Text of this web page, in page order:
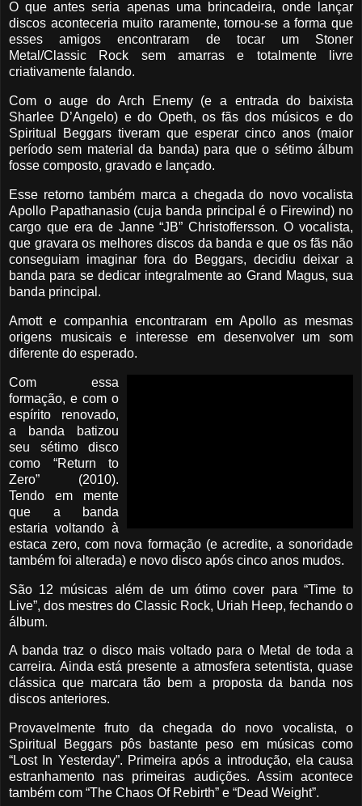
O que antes seria apenas uma brincadeira, onde lançar
discos aconteceria muito raramente, tornou-se a forma que
esses amigos encontraram de tocar um Stoner
Metal/Classic Rock sem amarras e totalmente livre
criativamente falando.
Com o auge do Arch Enemy (e a entrada do baixista
Sharlee D’Angelo) e do Opeth, os fãs dos músicos e do
Spiritual Beggars tiveram que esperar cinco anos (maior
período sem material da banda) para que o sétimo álbum
fosse composto, gravado e lançado.
Esse retorno também marca a chegada do novo vocalista
Apollo Papathanasio (cuja banda principal é o Firewind) no
cargo que era de Janne “JB” Christoffersson. O vocalista,
que gravara os melhores discos da banda e que os fãs não
conseguiam imaginar fora do Beggars, decidiu deixar a
banda para se dedicar integralmente ao Grand Magus, sua
banda principal.
Amott e companhia encontraram em Apollo as mesmas
origens musicais e interesse em desenvolver um som
diferente do esperado.
Com essa
formação, e com o
espírito renovado,
a banda batizou
seu sétimo disco
como “Return to
Zero” (2010).
Tendo em mente
que a banda
estaria voltando à
estaca zero, com nova formação (e acredite, a sonoridade
também foi alterada) e novo disco após cinco anos mudos.
São 12 músicas além de um ótimo cover para “Time to
Live”, dos mestres do Classic Rock, Uriah Heep, fechando o
álbum.
A banda traz o disco mais voltado para o Metal de toda a
carreira. Ainda está presente a atmosfera setentista, quase
clássica que marcara tão bem a proposta da banda nos
discos anteriores.
Provavelmente fruto da chegada do novo vocalista, o
Spiritual Beggars pôs bastante peso em músicas como
“Lost In Yesterday”. Primeira após a introdução, ela causa
estranhamento nas primeiras audições. Assim acontece
também com “The Chaos Of Rebirth” e “Dead Weight”.